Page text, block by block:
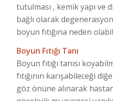
tutulması , kemik yapı ve
bağlı olarak
boyun fıtığına neden
Boyun Fıtığı Tanı
Boyun fıtığı tanısı
fıtığının karışabileceği
göz önüne alınarak